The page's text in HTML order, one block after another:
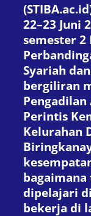
22–23 Juni
semester 2
Syariah
bergiliran
Pengadilan
Perintis
Kelurahan
dipelajari
bekerja di